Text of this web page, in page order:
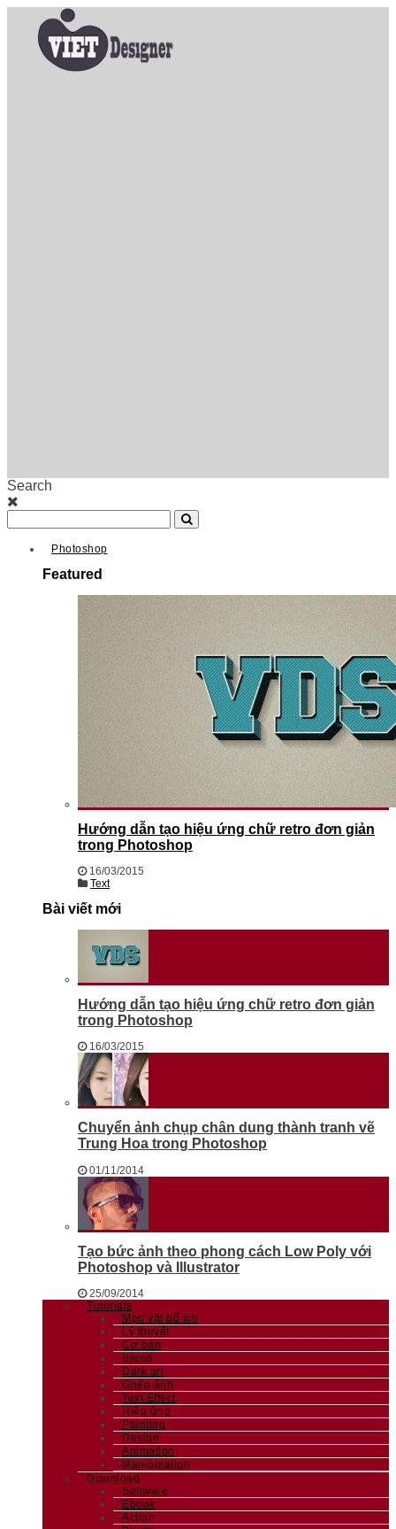
Search
Photoshop
Featured
Hướng dẫn tạo hiệu ứng chữ retro đơn giản
trong Photoshop
16/03/2015
Text
Bài viết mới
Hướng dẫn tạo hiệu ứng chữ retro đơn giản
trong Photoshop
16/03/2015
Chuyển ảnh chụp chân dung thành tranh vẽ
Trung Hoa trong Photoshop
01/11/2014
Tạo bức ảnh theo phong cách Low Poly với
Photoshop và Illustrator
25/09/2014
Tutorials
Mẹo vặt bổ ích
Lý thuyết
Cơ bản
Blend
Dark art
Ghép ảnh
Text Effect
Hiệu ứng
Painting
Design
Animation
Manipulation
Download
Software
Ebook
Action